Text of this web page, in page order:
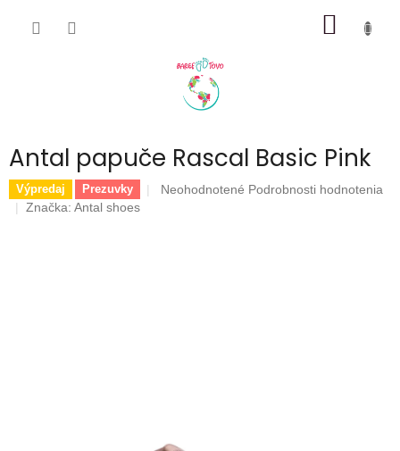
Antal papuče Rascal Basic Pink
Výpredaj Prezuvky
Priemerné
Neohodnotené Podrobnosti hodnotenia
Značka: Antal shoes